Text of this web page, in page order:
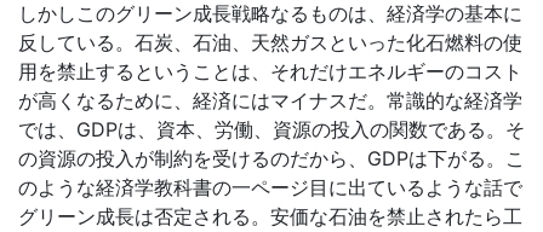
しかしこのグリーン成長戦略なるものは、経済学の基本に
反している。石炭、石油、天然ガスといった化石燃料の使
用を禁止するということは、それだけエネルギーのコスト
が高くなるために、経済にはマイナスだ。常識的な経済学
では、GDPは、資本、労働、資源の投入の関数である。そ
の資源の投入が制約を受けるのだから、GDPは下がる。こ
のような経済学教科書の一ページ目に出ているような話で
グリーン成長は否定される。安価な石油を禁止されたら工